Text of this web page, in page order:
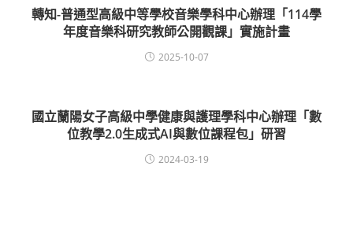
轉知-普通型高級中等學校音樂學科中心辦理「114學
年度音樂科研究教師公開觀課」實施計畫
2025-10-07
國立蘭陽女子高級中學健康與護理學科中心辦理「數
位教學2.0生成式AI與數位課程包」研習
2024-03-19